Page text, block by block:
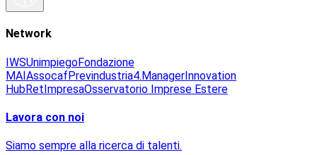
Network
IWSUnimpiegoFondazione
MAIAssocafPrevindustria4.ManagerInnovation
HubRetImpresaOsservatorio Imprese Estere
Lavora con noi
Siamo sempre alla ricerca di talenti.